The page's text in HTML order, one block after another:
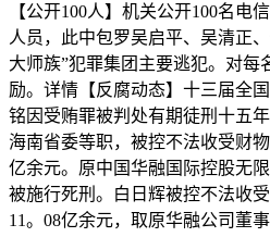
【公开100人】机关公开100名电
人员，此中包罗吴启平、吴清正
大师族”犯罪集团主要逃犯。对每
励。详情【反腐动态】十三届全
铭因受贿罪被判处有期徒刑十五
海南省委等职，被控不法收受财
亿余元。原中国华融国际控股无
被施行死刑。白日辉被控不法收
11。08亿余元，取原华融公司董